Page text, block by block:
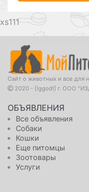
111
Сайт о животных и все для
2020 - [!ggod!] г. ООО
ОБЪЯВЛЕНИЯ
Все объявления
Собаки
Кошки
Еще питомцы
Зоотовары
Услуги